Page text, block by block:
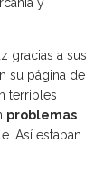
y
gracias a sus
su página de
terribles
problemas
Así estaban